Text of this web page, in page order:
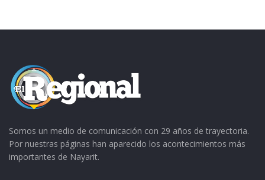
Somos un medio de comunicación con 29 años de trayectoria.
Por nuestras páginas han aparecido los acontecimientos más
importantes de Nayarit.